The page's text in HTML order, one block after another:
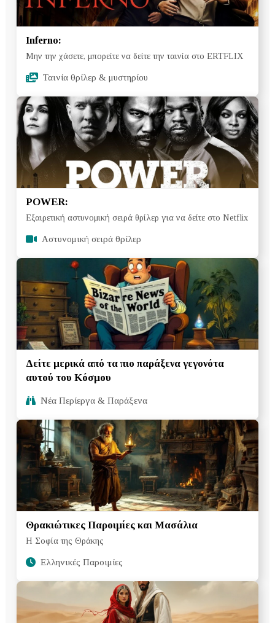
Inferno:
Μην την χάσετε, μπορείτε να δείτε την ταινία στο ERTFLIX
Ταινία θρίλερ & μυστηρίου
POWER:
Εξαιρετική αστυνομική σειρά θρίλερ για να δείτε στο Netflix
Aστυνομική σειρά θρίλερ
Δείτε μερικά από τα πιο παράξενα γεγονότα
αυτού του Κόσμου
Νέα Περίεργα & Παράξενα
Θρακιώτικες Παροιμίες και Μασάλια
Η Σοφία της Θράκης
Ελληνικές Παροιμίες